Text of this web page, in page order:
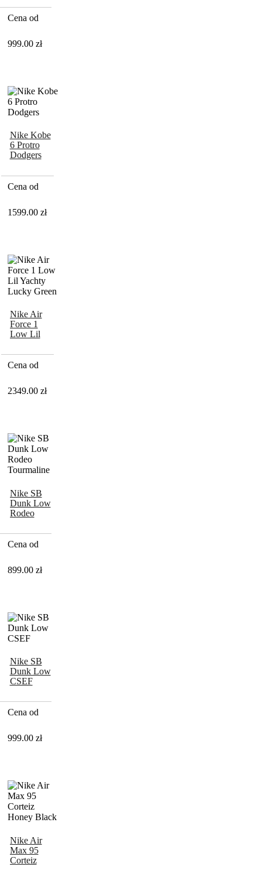
GOODENOUGH
Cena od
999.00 zł
Nike Kobe
6 Protro
Dodgers
Cena od
1599.00 zł
Nike Air
Force 1
Low Lil
Lucky
Green
Cena od
2349.00 zł
Nike SB
Dunk Low
Rodeo
Cena od
899.00 zł
Nike SB
Dunk Low
CSEF
Cena od
999.00 zł
Nike Air
Max 95
Corteiz